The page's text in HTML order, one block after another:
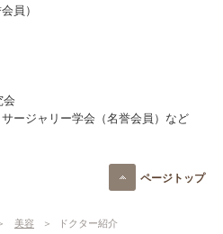
員）
会
ージャリー学会（名誉会員）など
ページトップ
美容 ドクター紹介